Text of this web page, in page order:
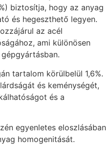
biztosítja, hogy az anyag
és hegeszthető legyen.
az acél
ami különösen
tartalom körülbelül 1,6%.
és keménységét,
és a
egyenletes eloszlásában
homogenitását.